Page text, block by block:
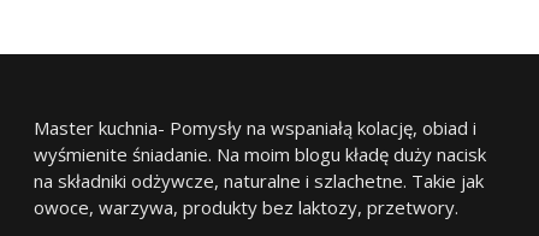
Master kuchnia- Pomysły na wspaniałą kolację, obiad i
wyśmienite śniadanie. Na moim blogu kładę duży nacisk
na składniki odżywcze, naturalne i szlachetne. Takie jak
owoce, warzywa, produkty bez laktozy, przetwory.